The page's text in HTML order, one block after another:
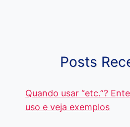
Posts
Quando usar “etc.”?
uso e veja exemplos